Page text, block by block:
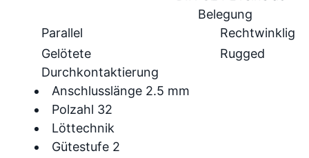
Anschlusslänge 2.5 mm
Polzahl 32
Löttechnik
Gütestufe 2
Parallel
Rechtwinklig
Gelötete
Durchkontaktierung
Rugged